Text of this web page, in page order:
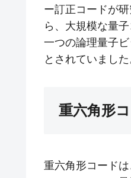
ー訂正コードが
ら、大規模な量
一つの論理量子
とされていまし
重六角形
重六角形コード